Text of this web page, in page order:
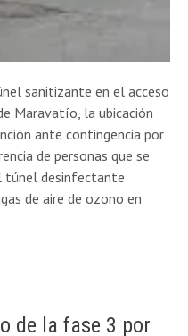
sanitizante en el acceso
Maravatío, la ubicación
ante contingencia por
de personas que se
túnel desinfectante
de aire de ozono en
de la fase 3 por